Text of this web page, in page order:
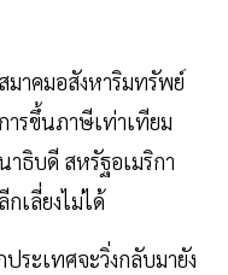
มาคมอสังหาริมทรัพย์
ารขึ้นภาษีเท่าเทียม
ธิบดี สหรัฐอเมริกา
เลี่ยงไม่ได้
ระเทศจะวิ่งกลับมายัง